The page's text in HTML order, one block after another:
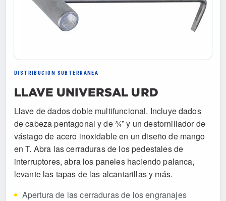
DISTRIBUCIÓN SUBTERRÁNEA
LLAVE UNIVERSAL URD
Llave de dados doble multifuncional. Incluye dados
de cabeza pentagonal y de ¾” y un destornillador de
vástago de acero inoxidable en un diseño de mango
en T. Abra las cerraduras de los pedestales de
interruptores, abra los paneles haciendo palanca,
levante las tapas de las alcantarillas y más.
Apertura de las cerraduras de los engranajes